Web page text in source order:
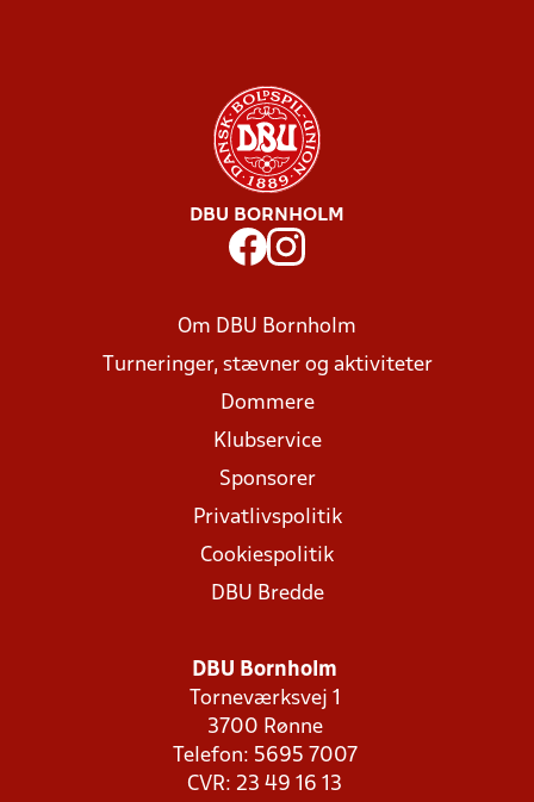
DBU BORNHOLM
Om DBU Bornholm
Turneringer, stævner og aktiviteter
Dommere
Klubservice
Sponsorer
Privatlivspolitik
Cookiespolitik
DBU Bredde
DBU Bornholm
Torneværksvej 1
3700 Rønne
Telefon: 5695 7007
CVR: 23 49 16 13